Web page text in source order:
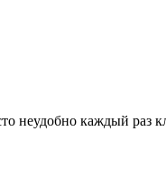
неудобно каждый раз